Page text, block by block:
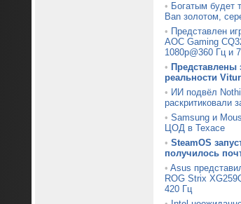
• Богатым будет
Ban золотом,
• Представлен
AOC Gaming
1080p@360 Гц и
• Представлены
реальности
• ИИ подвёл
раскритиковали
• Samsung и
ЦОД в Техасе
• SteamOS
получилось
• Asus
ROG Strix
420 Гц